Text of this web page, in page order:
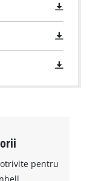
pentru